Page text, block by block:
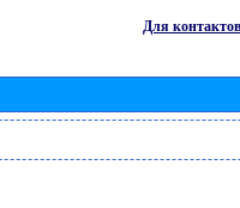
Для контактов